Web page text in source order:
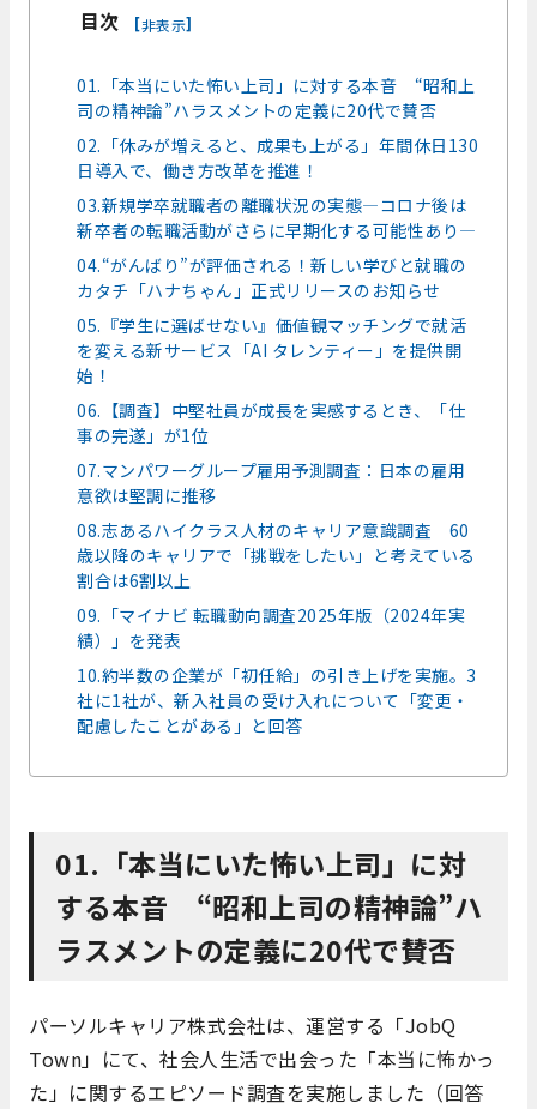
目次 [非表示]
01.「本当にいた怖い上司」に対する本音 “昭和上
司の精神論”ハラスメントの定義に20代で賛否
02.「休みが増えると、成果も上がる」年間休日130
日導入で、働き方改革を推進！
03.新規学卒就職者の離職状況の実態―コロナ後は
新卒者の転職活動がさらに早期化する可能性あり―
04.“がんばり”が評価される！新しい学びと就職の
カタチ「ハナちゃん」正式リリースのお知らせ
05.『学生に選ばせない』価値観マッチングで就活
を変える新サービス「AI タレンティー」を提供開
始！
06.【調査】中堅社員が成長を実感するとき、「仕
事の完遂」が1位
07.マンパワーグループ雇用予測調査：日本の雇用
意欲は堅調に推移
08.志あるハイクラス人材のキャリア意識調査 60
歳以降のキャリアで「挑戦をしたい」と考えている
割合は6割以上
09.「マイナビ 転職動向調査2025年版（2024年実
績）」を発表
10.約半数の企業が「初任給」の引き上げを実施。3
社に1社が、新入社員の受け入れについて「変更・
配慮したことがある」と回答
01.「本当にいた怖い上司」に対
する本音 “昭和上司の精神論”ハ
ラスメントの定義に20代で賛否
パーソルキャリア株式会社は、運営する「JobQ
Town」にて、社会人生活で出会った「本当に怖かっ
た」に関するエピソード調査を実施しました（回答